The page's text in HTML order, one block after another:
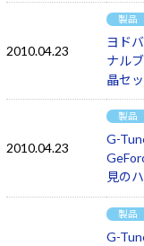
2010.04.23
製品
ヨド
ナル
晶セ
2010.04.23
製品
G-
見の
製品
G-